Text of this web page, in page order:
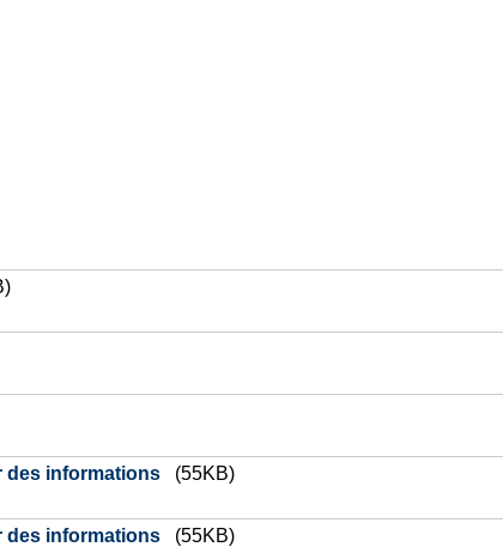
des informations (55KB)
des informations (55KB)